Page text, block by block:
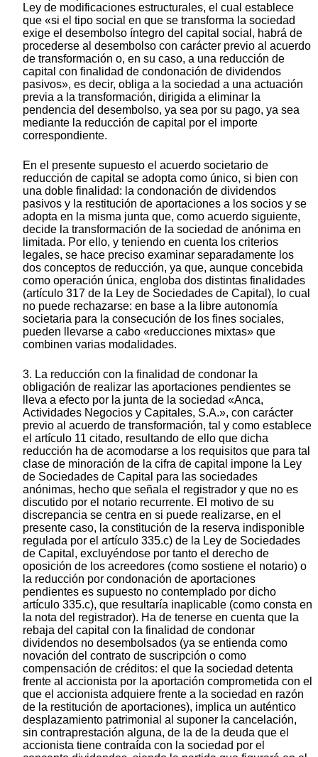
Ley de modificaciones estructurales, el cual establece
que «si el tipo social en que se transforma la sociedad
exige el desembolso íntegro del capital social, habrá de
procederse al desembolso con carácter previo al acuerdo
de transformación o, en su caso, a una reducción de
capital con finalidad de condonación de dividendos
pasivos», es decir, obliga a la sociedad a una actuación
previa a la transformación, dirigida a eliminar la
pendencia del desembolso, ya sea por su pago, ya sea
mediante la reducción de capital por el importe
correspondiente.
En el presente supuesto el acuerdo societario de
reducción de capital se adopta como único, si bien con
una doble finalidad: la condonación de dividendos
pasivos y la restitución de aportaciones a los socios y se
adopta en la misma junta que, como acuerdo siguiente,
decide la transformación de la sociedad de anónima en
limitada. Por ello, y teniendo en cuenta los criterios
legales, se hace preciso examinar separadamente los
dos conceptos de reducción, ya que, aunque concebida
como operación única, engloba dos distintas finalidades
(artículo 317 de la Ley de Sociedades de Capital), lo cual
no puede rechazarse: en base a la libre autonomía
societaria para la consecución de los fines sociales,
pueden llevarse a cabo «reducciones mixtas» que
combinen varias modalidades.
3. La reducción con la finalidad de condonar la
obligación de realizar las aportaciones pendientes se
lleva a efecto por la junta de la sociedad «Anca,
Actividades Negocios y Capitales, S.A.», con carácter
previo al acuerdo de transformación, tal y como establece
el artículo 11 citado, resultando de ello que dicha
reducción ha de acomodarse a los requisitos que para tal
clase de minoración de la cifra de capital impone la Ley
de Sociedades de Capital para las sociedades
anónimas, hecho que señala el registrador y que no es
discutido por el notario recurrente. El motivo de su
discrepancia se centra en si puede realizarse, en el
presente caso, la constitución de la reserva indisponible
regulada por el artículo 335.c) de la Ley de Sociedades
de Capital, excluyéndose por tanto el derecho de
oposición de los acreedores (como sostiene el notario) o
la reducción por condonación de aportaciones
pendientes es supuesto no contemplado por dicho
artículo 335.c), que resultaría inaplicable (como consta en
la nota del registrador). Ha de tenerse en cuenta que la
rebaja del capital con la finalidad de condonar
dividendos no desembolsados (ya se entienda como
novación del contrato de suscripción o como
compensación de créditos: el que la sociedad detenta
frente al accionista por la aportación comprometida con el
que el accionista adquiere frente a la sociedad en razón
de la restitución de aportaciones), implica un auténtico
desplazamiento patrimonial al suponer la cancelación,
sin contraprestación alguna, de la de la deuda que el
accionista tiene contraída con la sociedad por el